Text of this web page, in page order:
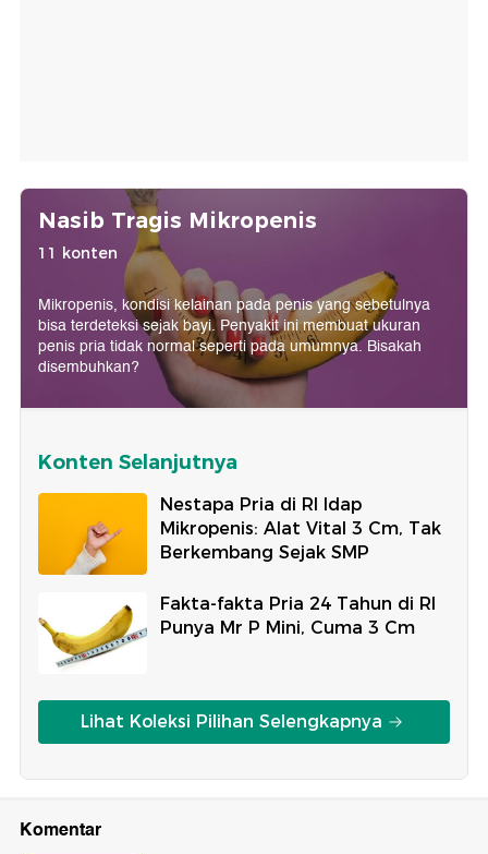
Nasib Tragis Mikropenis
11 konten
Mikropenis, kondisi kelainan pada penis yang sebetulnya
bisa terdeteksi sejak bayi. Penyakit ini membuat ukuran
penis pria tidak normal seperti pada umumnya. Bisakah
disembuhkan?
Konten Selanjutnya
Nestapa Pria di RI Idap
Mikropenis: Alat Vital 3 Cm, Tak
Berkembang Sejak SMP
Fakta-fakta Pria 24 Tahun di RI
Punya Mr P Mini, Cuma 3 Cm
Lihat Koleksi Pilihan Selengkapnya
Komentar